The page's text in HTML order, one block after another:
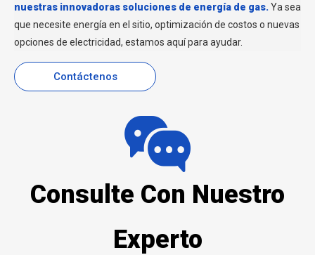
nuestras innovadoras soluciones de energía de gas. Ya sea
que necesite energía en el sitio, optimización de costos o nuevas
opciones de electricidad, estamos aquí para ayudar.
Contáctenos
Consulte Con Nuestro
Experto